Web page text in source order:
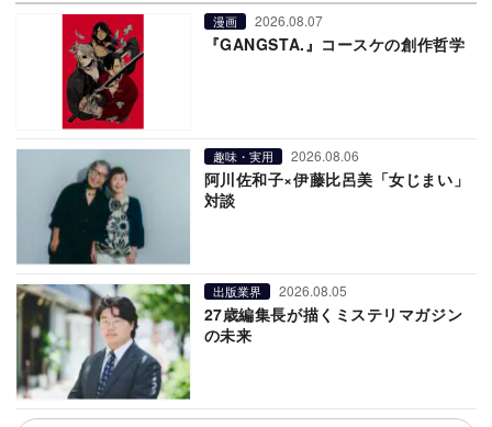
漫画 2026.08.07
『GANGSTA.』コースケの創作哲学
趣味・実用 2026.08.06
阿川佐和子×伊藤比呂美「女じまい」
対談
出版業界 2026.08.05
27歳編集長が描くミステリマガジン
の未来